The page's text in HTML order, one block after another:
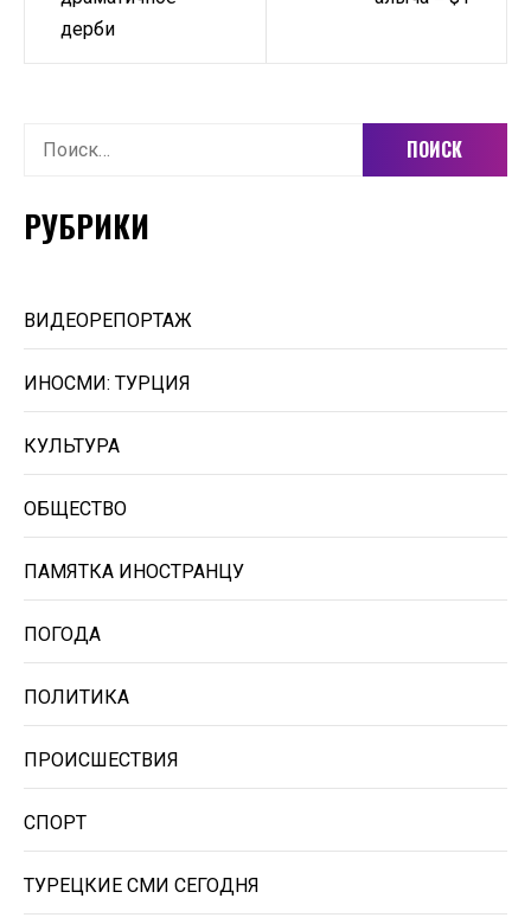
записям
дерби
Найти:
РУБРИКИ
ВИДЕОРЕПОРТАЖ
ИНОСМИ: ТУРЦИЯ
КУЛЬТУРА
ОБЩЕСТВО
ПАМЯТКА ИНОСТРАНЦУ
ПОГОДА
ПОЛИТИКА
ПРОИСШЕСТВИЯ
СПОРТ
ТУРЕЦКИЕ СМИ СЕГОДНЯ